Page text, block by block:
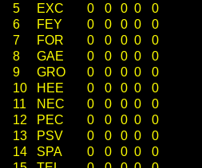
5
EXC 0 0 0 0
0
6
FEY 0 0 0 0
0
7
FOR 0 0 0 0
0
8
GAE 0 0 0 0
0
9
GRO 0 0 0 0
0
10
HEE 0 0 0 0
0
11
NEC 0 0 0 0
0
12
PEC 0 0 0 0
0
13
PSV 0 0 0 0
0
14
SPA 0 0 0 0
0